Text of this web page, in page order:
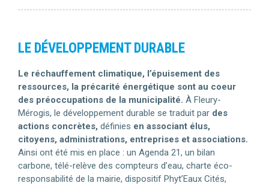
LE DÉVELOPPEMENT DURABLE
Le réchauffement climatique, l’épuisement des
ressources, la précarité énergétique sont au coeur
des préoccupations de la municipalité. À Fleury-
Mérogis, le développement durable se traduit par des
actions concrètes, définies en associant élus,
citoyens, administrations, entreprises et associations.
Ainsi ont été mis en place : un Agenda 21, un bilan
carbone, télé-relève des compteurs d’eau, charte éco-
responsabilité de la mairie, dispositif Phyt’Eaux Cités,